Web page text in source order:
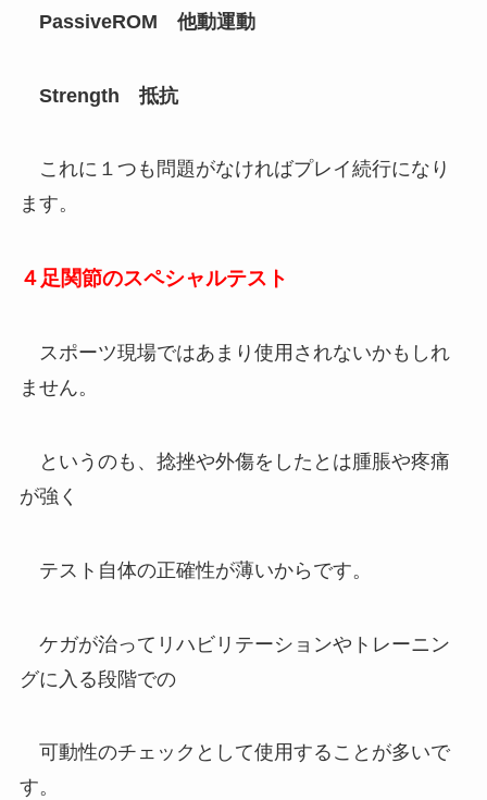
PassiveROM 他動運動
Strength 抵抗
これに１つも問題がなければプレイ続行になり
ます。
４足関節のスペシャルテスト
スポーツ現場ではあまり使用されないかもしれ
ません。
というのも、捻挫や外傷をしたとは腫脹や疼痛
が強く
テスト自体の正確性が薄いからです。
ケガが治ってリハビリテーションやトレーニン
グに入る段階での
可動性のチェックとして使用することが多いで
す。